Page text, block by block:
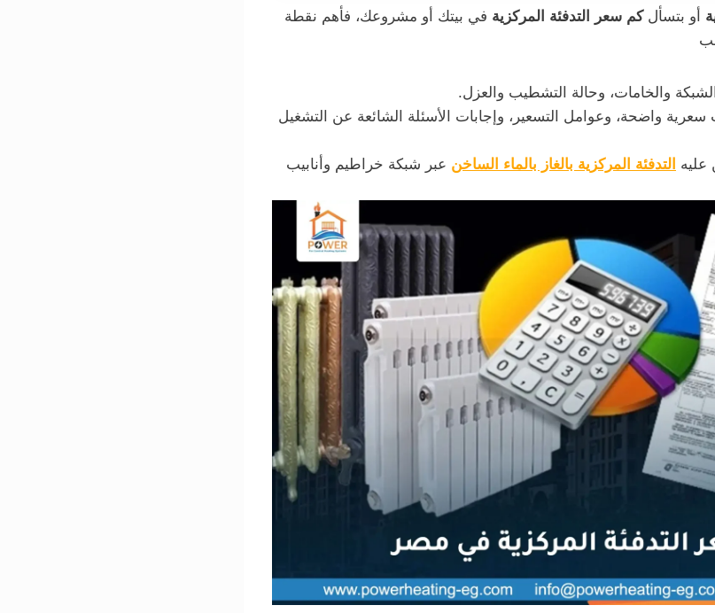
أو بتسألكم سعر التدفئة المركزية في بيتك أو مشروعك، فأهم نقطة
والخامات، وحالة التشطيب والعزل.
واضحة، وعوامل التسعير، وإجابات الأسئلة الشائعة عن التشغيل
عليه التدفئة المركزية بالغاز بالماء الساخن عبر شبكة خراطيم وأنابيب